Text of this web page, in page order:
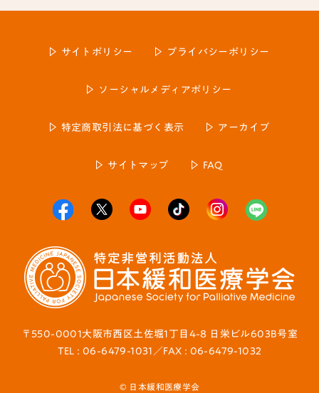
〒550-0001大阪市西区土佐堀1丁目4-8 日栄ビル603B号室
TEL : 06-6479-1031／FAX : 06-6479-1032
サイトポリシー プライバシーポリシー
ソーシャルメディアポリシー
特定商取引法に基づく表示 アーカイブ
サイトマップ FAQ
© 日本緩和医療学会